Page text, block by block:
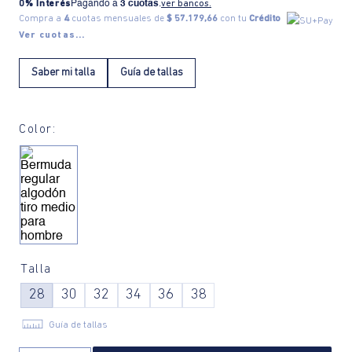
0% Interés Pagando a 3 cuotas.ver bancos.
Compra a 4cuotas mensuales de $ 57.179,66 con tu Crédito
Ver cuotas...
Saber mi talla Guía de tallas
Color:
Talla
28 30 32 34 36 38
Guía de tallas